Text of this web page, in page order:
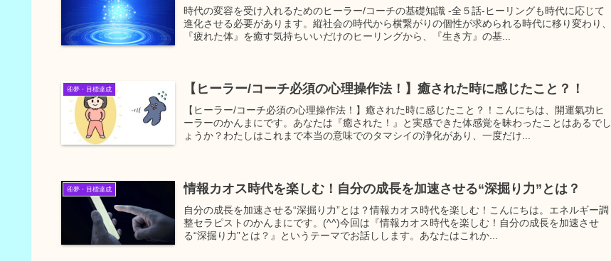
時代の変容を受け入れるためのヒーラー/コーチの基礎知識 -全５話-ヒーリングも時代に応じて
進化させる必要があります。縦社会の時代から横繋がりの個性が求められる時代に移り変わり、
『疲れた体』を癒す気持ちいいだけのヒーリングから、『生き方』の基...
④夢・目標達成 【ヒーラー/コーチ必須の心理操作法！】癒された時に感じたこと？！
【ヒーラー/コーチ必須の心理操作法！】癒された時に感じたこと？！こんにちは、開運氣功ヒ
ーラーのかんまにです。あなたは『癒された！』と実感できた体感覚を昧わったことはあるでし
ょうか？わたしはこれまで本当の意味でのタマシイの浄化があり、一度だけ...
④夢・目標達成 情報カオス時代を楽しむ！自分の成長を加速させる“深掘り力”とは？
自分の成長を加速させる“深掘り力”とは？情報カオス時代を楽しむ！こんにちは。エネルギー調
整セラピストのかんまにです。(^^)今回は『情報カオス時代を楽しむ！自分の成長を加速させ
る“深掘り力”とは？』というテーマでお話しします。あなたはこれか...